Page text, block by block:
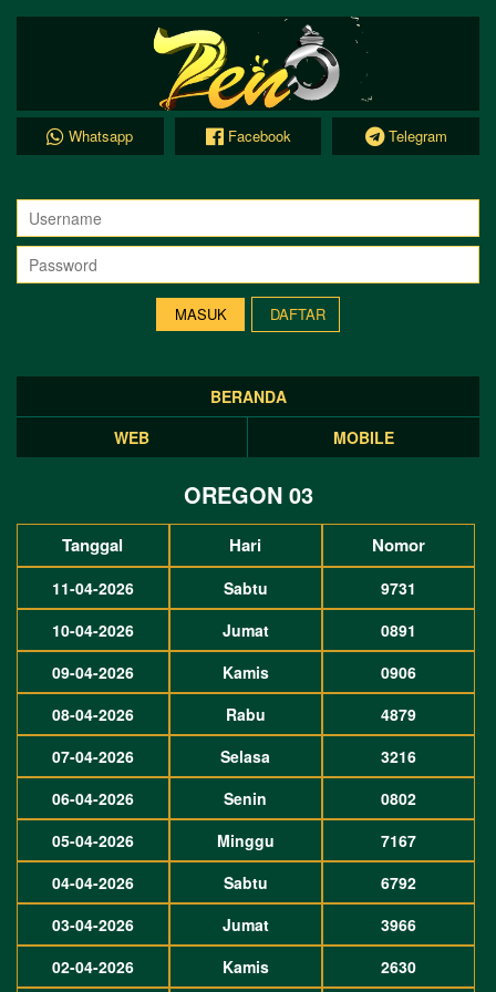
Whatsapp Facebook Telegram
DAFTAR
BERANDA
WEB
MOBILE
OREGON 03
Tanggal Hari Nomor
11-04-2026 Sabtu
9731
10-04-2026
Jumat
0891
09-04-2026
Kamis
0906
08-04-2026
Rabu
4879
07-04-2026
Selasa
3216
06-04-2026
Senin
0802
05-04-2026
Minggu
7167
04-04-2026
Sabtu
6792
03-04-2026
Jumat
3966
02-04-2026
Kamis 2630